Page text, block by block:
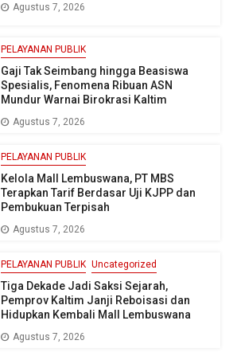
Agustus 7, 2026
PELAYANAN PUBLIK
Gaji Tak Seimbang hingga Beasiswa
Spesialis, Fenomena Ribuan ASN
Mundur Warnai Birokrasi Kaltim
Agustus 7, 2026
PELAYANAN PUBLIK
Kelola Mall Lembuswana, PT MBS
Terapkan Tarif Berdasar Uji KJPP dan
Pembukuan Terpisah
Agustus 7, 2026
PELAYANAN PUBLIK Uncategorized
Tiga Dekade Jadi Saksi Sejarah,
Pemprov Kaltim Janji Reboisasi dan
Hidupkan Kembali Mall Lembuswana
Agustus 7, 2026